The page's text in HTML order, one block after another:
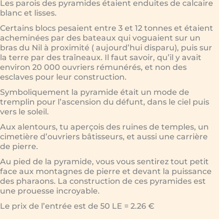
Les parois des pyramides étaient enduites de calcaire
blanc et lisses.
Certains blocs pesaient entre 3 et 12 tonnes et étaient
acheminées par des bateaux qui voguaient sur un
bras du Nil à proximité ( aujourd’hui disparu), puis sur
la terre par des traîneaux. Il faut savoir, qu’il y avait
environ 20 000 ouvriers rémunérés, et non des
esclaves pour leur construction.
Symboliquement la pyramide était un mode de
tremplin pour l’ascension du défunt, dans le ciel puis
vers le soleil.
Aux alentours, tu aperçois des ruines de temples, un
cimetière d’ouvriers bâtisseurs, et aussi une carrière
de pierre.
Au pied de la pyramide, vous vous sentirez tout petit
face aux montagnes de pierre et devant la puissance
des pharaons. La construction de ces pyramides est
une prouesse incroyable.
Le prix de l’entrée est de 50 LE = 2.26 €